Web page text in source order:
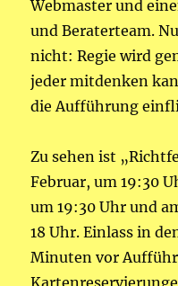
Webmaster und
und Beraterteam.
nicht: Regie wird
jeder mitdenken
die Aufführung
Zu sehen ist
Februar, um 19:30
um 19:30 Uhr und
18 Uhr. Einlass in
Minuten vor